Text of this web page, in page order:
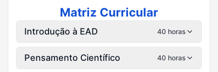
Matriz Curricular
Introdução à EAD 40 horas
Pensamento Científico 40 horas